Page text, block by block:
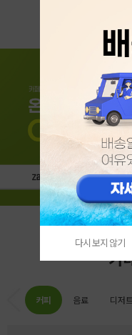
카
커피 음료 디저트
다시 보지 않기